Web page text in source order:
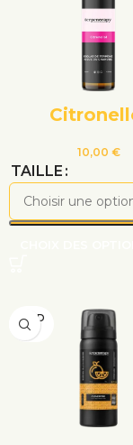
10,00 €
TAILLE
VEND
U